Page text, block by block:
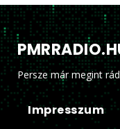
Persze már megint
Impresszum